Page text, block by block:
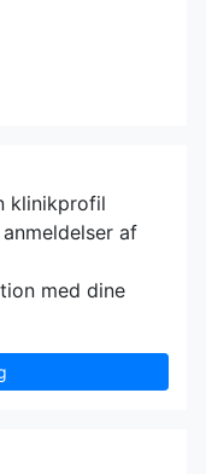
klinikprofil
af
med dine